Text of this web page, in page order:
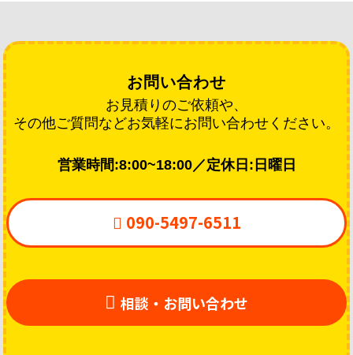
お問い合わせ
お見積りのご依頼や、
その他ご質問などお気軽にお問い合わせください。
営業時間:8:00~18:00／定休日:日曜日
 090-5497-6511
 相談・お問い合わせ